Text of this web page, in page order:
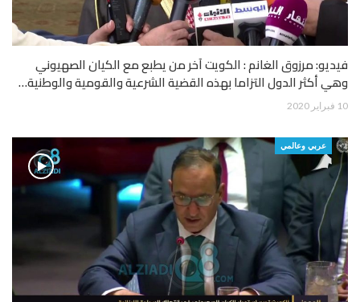
فيديو: مرزوق الغانم : الكويت آخر من يطبع مع الكيان الصهيوني
وهي أكثر الدول التزاما بهذه القضية الشرعية والقومية والوطنية…
10 فبراير 2020
عربي وعالمي